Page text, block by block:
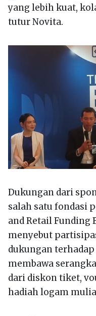
yang lebih kuat,
tutur Novita.
Dukungan dari
salah satu fondasi
and Retail Funding
menyebut
dukungan
membawa
dari diskon tiket,
hadiah logam